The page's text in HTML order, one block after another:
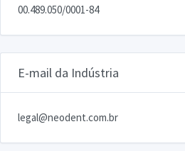
00.489.050/0001-84
E-mail da Indústria
legal@neodent.com.br